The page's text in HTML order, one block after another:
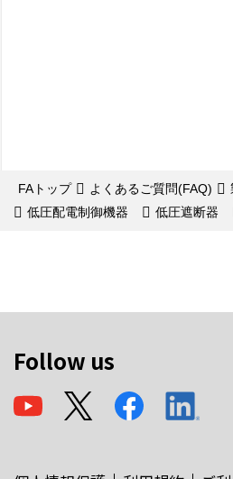
FAトップ よくあるご質問(FAQ)
低圧配電制御機器
低圧遮断器
Follow us